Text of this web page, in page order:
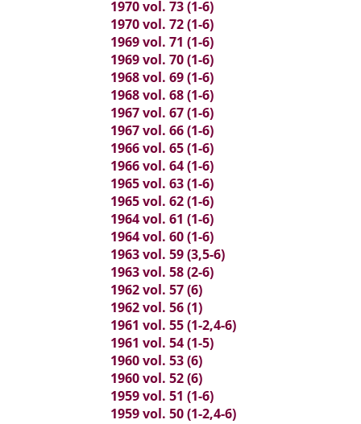
1970 vol. 73 (1-6)
1970 vol. 72 (1-6)
1969 vol. 71 (1-6)
1969 vol. 70 (1-6)
1968 vol. 69 (1-6)
1968 vol. 68 (1-6)
1967 vol. 67 (1-6)
1967 vol. 66 (1-6)
1966 vol. 65 (1-6)
1966 vol. 64 (1-6)
1965 vol. 63 (1-6)
1965 vol. 62 (1-6)
1964 vol. 61 (1-6)
1964 vol. 60 (1-6)
1963 vol. 59 (3,5-6)
1963 vol. 58 (2-6)
1962 vol. 57 (6)
1962 vol. 56 (1)
1961 vol. 55 (1-2,4-6)
1961 vol. 54 (1-5)
1960 vol. 53 (6)
1960 vol. 52 (6)
1959 vol. 51 (1-6)
1959 vol. 50 (1-2,4-6)